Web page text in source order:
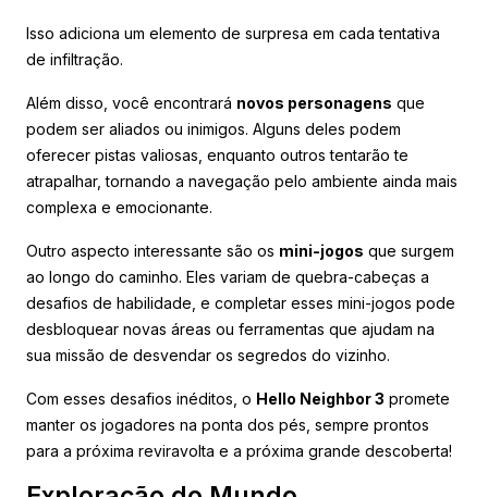
Isso adiciona um elemento de surpresa em cada tentativa
de infiltração.
Além disso, você encontrará novos personagens que
podem ser aliados ou inimigos. Alguns deles podem
oferecer pistas valiosas, enquanto outros tentarão te
atrapalhar, tornando a navegação pelo ambiente ainda mais
complexa e emocionante.
Outro aspecto interessante são os mini-jogos que surgem
ao longo do caminho. Eles variam de quebra-cabeças a
desafios de habilidade, e completar esses mini-jogos pode
desbloquear novas áreas ou ferramentas que ajudam na
sua missão de desvendar os segredos do vizinho.
Com esses desafios inéditos, o Hello Neighbor 3 promete
manter os jogadores na ponta dos pés, sempre prontos
para a próxima reviravolta e a próxima grande descoberta!